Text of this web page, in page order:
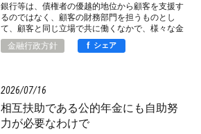
銀行等は、債権者の優越的地位から顧客を支援す
るのではなく、顧客の財務部門を担うものとし
て、顧客と同じ立場で共に働くなかで、様々な金
融機能へ需要を創造していくべきです。
金融行政方針 f シェア
2026 07 16
相互扶助である公的年金にも自助努
力が必要なわけで